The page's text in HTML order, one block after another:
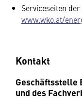
Serviceseiten
www.wko.at/
Kontakt
Geschäftsstelle
und des